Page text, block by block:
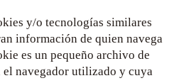
y/o tecnologías similares
información de quien navega
es un pequeño archivo de
el navegador utilizado y cuya